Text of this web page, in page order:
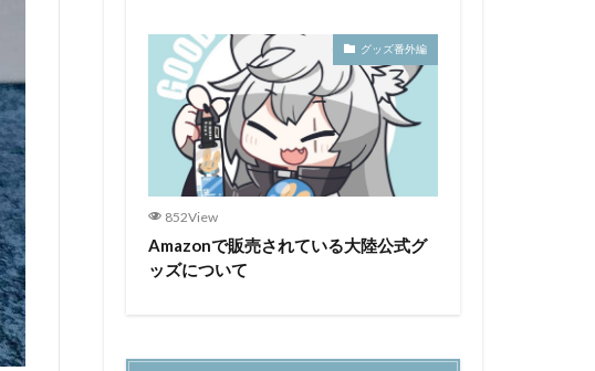
グッズ番外編
852View
Amazonで販売されている大陸公式グ
ッズについて